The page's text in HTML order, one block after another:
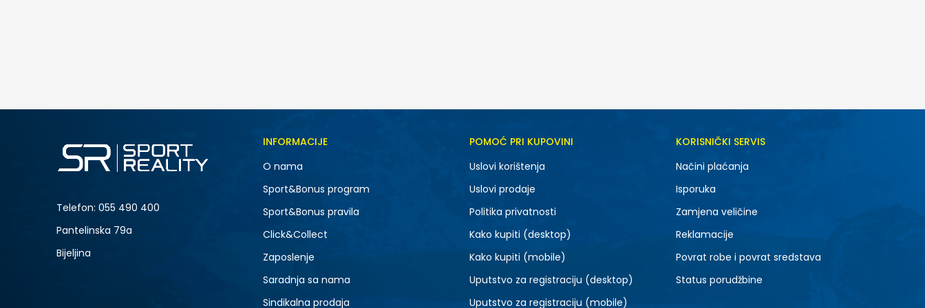
Telefon: 055 490 400
Pantelinska 79a
Bijeljina
INFORMACIJE
O nama
Sport&Bonus program
Sport&Bonus pravila
Click&Collect
Zaposlenje
Saradnja sa nama
Sindikalna prodaja
POMOĆ PRI KUPOVINI
Uslovi korištenja
Uslovi prodaje
Politika privatnosti
Kako kupiti (desktop)
Kako kupiti (mobile)
Uputstvo za registraciju (desktop)
Uputstvo za registraciju (mobile)
KORISNIČKI SERVIS
Načini plaćanja
Isporuka
Zamjena veličine
Reklamacije
Povrat robe i povrat sredstava
Status porudžbine